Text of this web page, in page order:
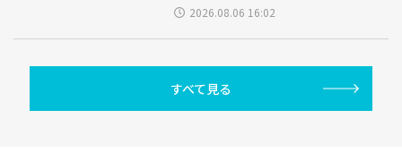
2026.08.06 16:02
すべて見る